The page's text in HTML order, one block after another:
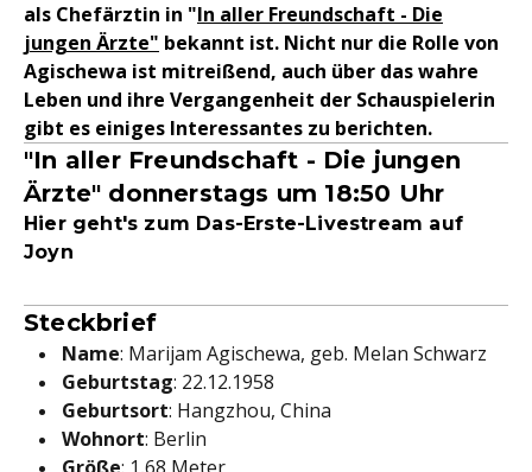
als Chefärztin in "In aller Freundschaft - Die
jungen Ärzte" bekannt ist. Nicht nur die Rolle von
Agischewa ist mitreißend, auch über das wahre
Leben und ihre Vergangenheit der Schauspielerin
gibt es einiges Interessantes zu berichten.
"In aller Freundschaft - Die jungen
Ärzte" donnerstags um 18:50 Uhr
Hier geht's zum Das-Erste-Livestream auf
Joyn
Steckbrief
Name: Marijam Agischewa, geb. Melan Schwarz
Geburtstag: 22.12.1958
Geburtsort: Hangzhou, China
Wohnort: Berlin